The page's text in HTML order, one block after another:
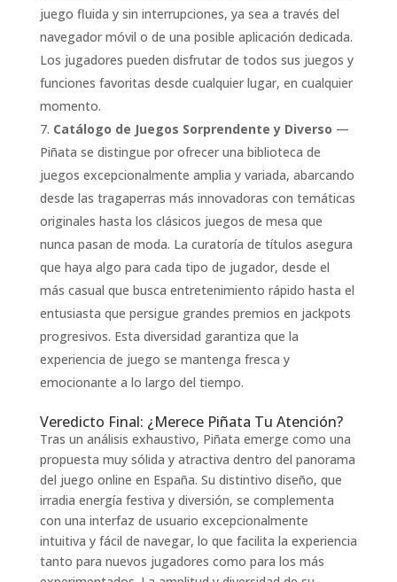
juego fluida y sin interrupciones, ya sea a través del
navegador móvil o de una posible aplicación dedicada.
Los jugadores pueden disfrutar de todos sus juegos y
funciones favoritas desde cualquier lugar, en cualquier
momento.
Catálogo de Juegos Sorprendente y Diverso —
Piñata se distingue por ofrecer una biblioteca de
juegos excepcionalmente amplia y variada, abarcando
desde las tragaperras más innovadoras con temáticas
originales hasta los clásicos juegos de mesa que
nunca pasan de moda. La curatoría de títulos asegura
que haya algo para cada tipo de jugador, desde el
más casual que busca entretenimiento rápido hasta el
entusiasta que persigue grandes premios en jackpots
progresivos. Esta diversidad garantiza que la
experiencia de juego se mantenga fresca y
emocionante a lo largo del tiempo.
Veredicto Final: ¿Merece Piñata Tu Atención?
Tras un análisis exhaustivo, Piñata emerge como una
propuesta muy sólida y atractiva dentro del panorama
del juego online en España. Su distintivo diseño, que
irradia energía festiva y diversión, se complementa
con una interfaz de usuario excepcionalmente
intuitiva y fácil de navegar, lo que facilita la experiencia
tanto para nuevos jugadores como para los más